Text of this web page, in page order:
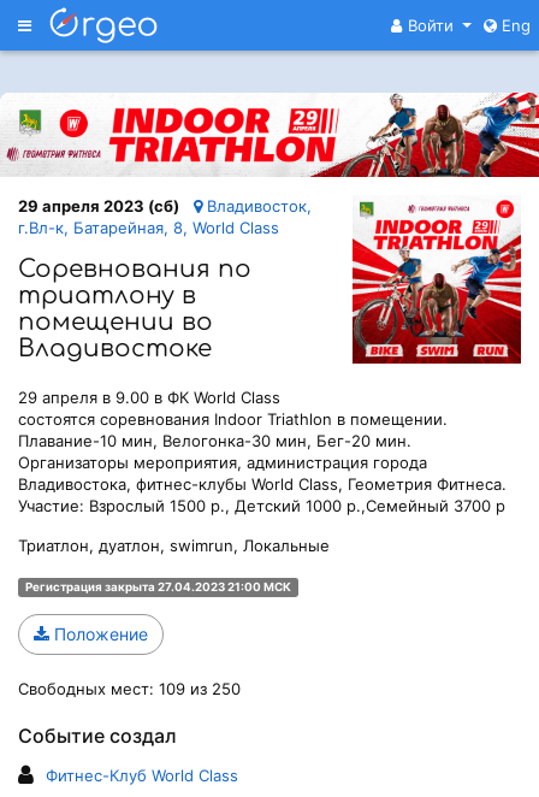
Меню Войти Eng
29 апреля 2023 (сб)
Владивосток,
г.Вл-к, Батарейная, 8, World Class
Соревнования по
триатлону в
помещении во
Владивостоке
29 апреля в 9.00 в ФК World Class
состоятся соревнования Indoor Triathlon в помещении.
Плавание-10 мин, Велогонка-30 мин, Бег-20 мин.
Организаторы мероприятия, администрация города
Владивостока, фитнес-клубы World Class, Геометрия Фитнеса.
Участие: Взрослый 1500 р., Детский 1000 р.,Семейный 3700 р
Триатлон, дуатлон, swimrun, Локальные
Регистрация закрыта 27.04.2023 21:00 МСК
Положение
Свободных мест: 109 из 250
Событие создал
Фитнес-Клуб World Class